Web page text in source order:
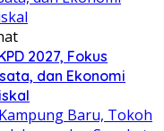
2027, Fokus
dan Ekonomi